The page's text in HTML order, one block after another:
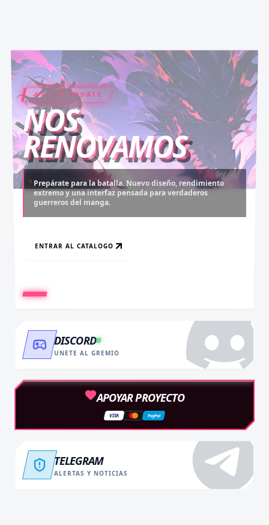
V 2.0 UPDATE
NOS
RENOVAMOS
Prepárate para la batalla. Nuevo diseño, rendimiento
extremo y una interfaz pensada para verdaderos
guerreros del manga.
ENTRAR AL CATALOGO
COIN RUSH
Desbloquea capítulos legendarios. Recarga tus monedas
y accede al contenido más exclusivo sin límites.
RECARGAR AHORA
ELITE PASS
Asciende al rango máximo. Experiencia sin anuncios,
descargas infinitas y acceso anticipado.
VER BENEFICIOS
DISCORD
UNETE AL GREMIO
APOYAR PROYECTO
VISA PayPal
TELEGRAM
ALERTAS Y NOTICIAS